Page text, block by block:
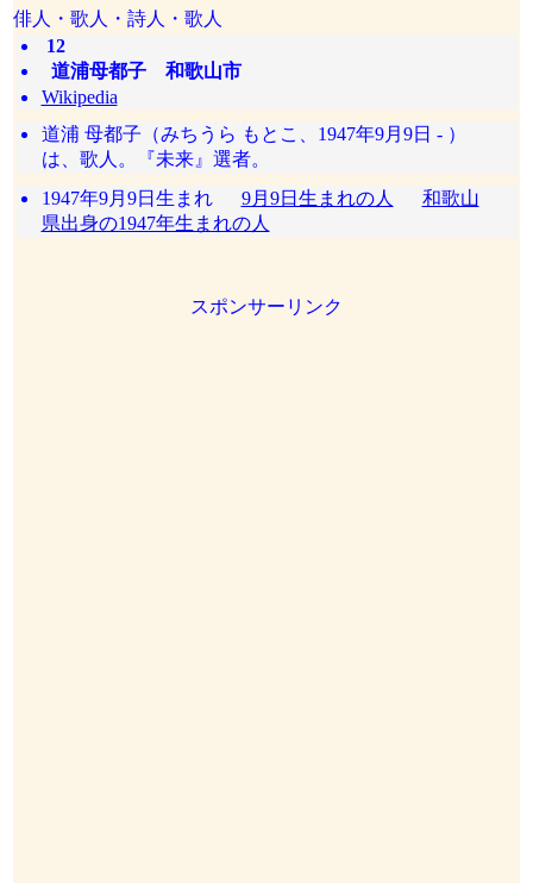
俳人・歌人・詩人・歌人
12
道浦母都子 和歌山市
Wikipedia
道浦 母都子（みちうら もとこ、1947年9月9日 - ）
は、歌人。『未来』選者。
1947年9月9日生まれ 9月9日生まれの人
和歌山
県出身の1947年生まれの人
スポンサーリンク